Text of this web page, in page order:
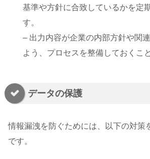
基準や方針に合致しているかを定
す。
– 出力内容が企業の内部方針や関
よう、プロセスを整備しておくこ
データの保護
情報漏洩を防ぐためには、以下の対策
です。